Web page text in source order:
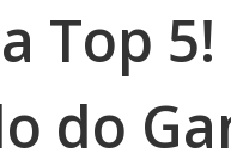
Top
do